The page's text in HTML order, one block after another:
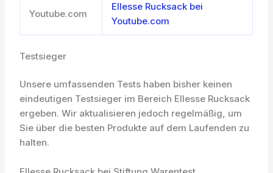
Youtube.com
Ellesse Rucksack bei
Youtube.com
Testsieger
Unsere umfassenden Tests haben bisher keinen
eindeutigen Testsieger im Bereich Ellesse Rucksack
ergeben. Wir aktualisieren jedoch regelmäßig, um
Sie über die besten Produkte auf dem Laufenden zu
halten.